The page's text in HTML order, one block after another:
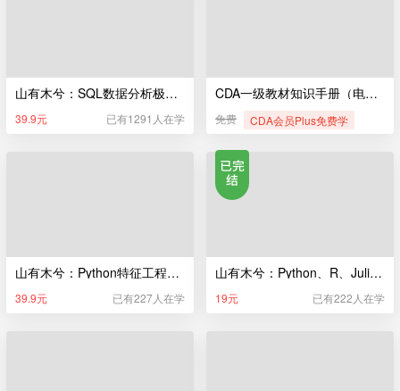
山有木兮：SQL数据分析极简入门
39.9元 已有1291人在学
CDA一级教材知识手册（电子版）
免费 CDA会员Plus免费学
山有木兮：Python特征工程极简入门
39.9元 已有227人在学
山有木兮：Python、R、Julia编程极简入门
19元 已有222人在学